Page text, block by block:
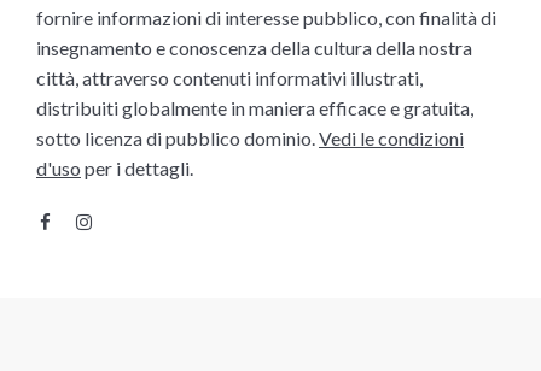
fornire informazioni di interesse pubblico, con finalità di
insegnamento e conoscenza della cultura della nostra
città, attraverso contenuti informativi illustrati,
distribuiti globalmente in maniera efficace e gratuita,
sotto licenza di pubblico dominio. Vedi le condizioni
d'uso per i dettagli.